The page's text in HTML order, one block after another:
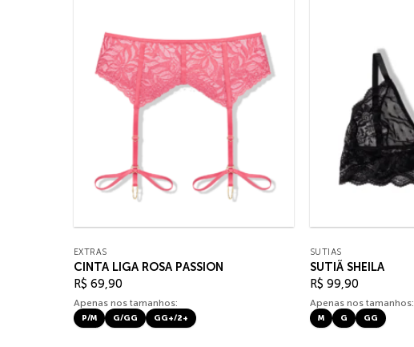
EXTRAS
CINTA LIGA ROSA PASSION
R$ 69,90
Apenas nos tamanhos:
P/M G/GG GG+/2+
SUTIÃS
SUTIÃ SHEILA
R$ 99,90
Apenas nos tamanhos:
M G GG